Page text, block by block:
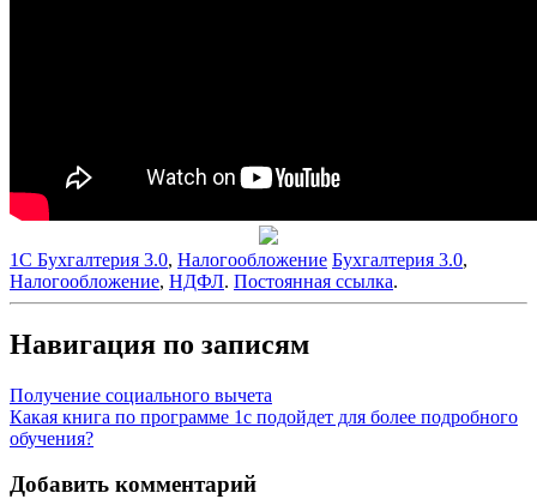
1С Бухгалтерия 3.0, Налогообложение Бухгалтерия 3.0,
Налогообложение, НДФЛ. Постоянная ссылка.
Навигация по записям
Получение социального вычета
Какая книга по программе 1с подойдет для более подробного
обучения?
Добавить комментарий